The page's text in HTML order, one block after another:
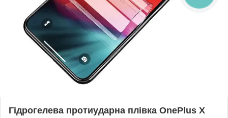
Гідрогелева протиударна плівка OnePlus X